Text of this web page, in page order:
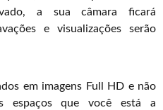
a sua câmara ficará
e visualizações serão
em imagens Full HD e não
espaços que você está a